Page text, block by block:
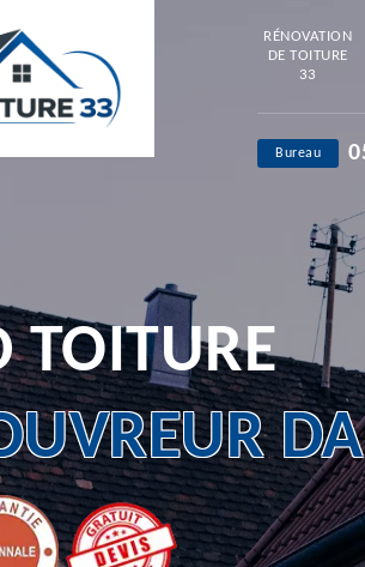
RÉNOVATION
DE TOITURE
33
Bureau
TOITURE